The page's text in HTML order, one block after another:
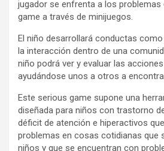
jugador se enfrenta a los problemas
game a través de minijuegos.
El niño desarrollará conductas
la interacción dentro de una
niño podrá ver y evaluar las
ayudándose unos a otros a
Este serious game supone una
diseñada para niños con trastorno
déficit de atención e hiperactivos
problemas en cosas cotidianas que
niños y que se encuentran con